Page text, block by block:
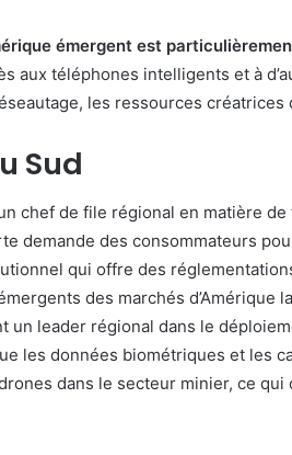
émergent est
aux téléphones intelligents et à
les ressources créatrices
Sud
chef de file régional en matière
demande des consommateurs
qui offre des
des marchés d’Amérique
un leader régional dans le
les données biométriques et les
dans le secteur minier, ce